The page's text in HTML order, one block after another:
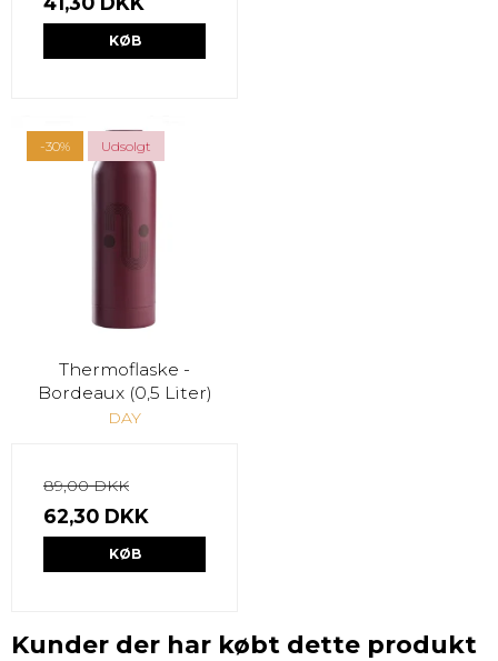
KØB
-30% Udsolgt
Thermoflaske -
Bordeaux (0,5 Liter)
DAY
89,00 DKK
62,30 DKK
KØB
Kunder der har købt dette produkt